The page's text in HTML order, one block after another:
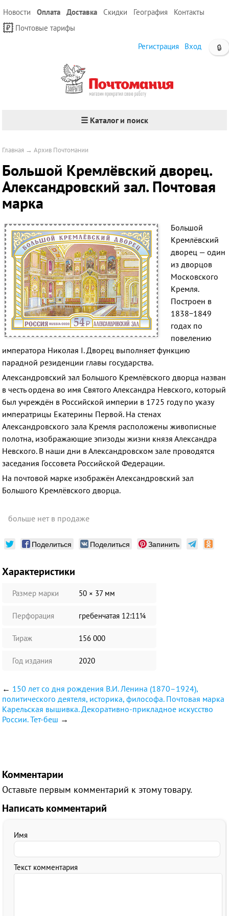
Новости Оплата Доставка Скидки География
Контакты
Почтовые тарифы
🔒
Регистрация Вход
☰ Каталог и поиск
Главная →Архив Почтомании
Большой Кремлёвский дворец.
Александровский зал. Почтовая
марка
Большой
Кремлёвский
дворец — один
из дворцов
Московского
Кремля.
Построен в
1838−1849
годах по
повелению
императора Николая I. Дворец выполняет функцию
парадной резиденции главы государства.
Александровский зал Большого Кремлёвского дворца назван
в честь ордена во имя Святого Александра Невского, который
был учреждён в Российской империи в 1725 году по указу
императрицы Екатерины Первой. На стенах
Александровского зала Кремля расположены живописные
полотна, изображающие эпизоды жизни князя Александра
Невского. В наши дни в Александровском зале проводятся
заседания Госсовета Российской Федерации.
На почтовой марке изображён Александровский зал
Большого Кремлёвского дворца.
больше нет в продаже
Поделиться Поделиться Запинить
Характеристики
Размер марки 50 × 37 мм
Перфорация гребенчатая 12:11¼
Тираж 156 000
Год издания 2020
← 150 лет со дня рождения В.И. Ленина (1870–1924),
политического деятеля, историка, философа. Почтовая марка
Карельская вышивка. Декоративно-прикладное искусство
России. Тет-беш →
Комментарии
Оставьте первым комментарий к этому товару.
Написать комментарий
Имя
Текст комментария